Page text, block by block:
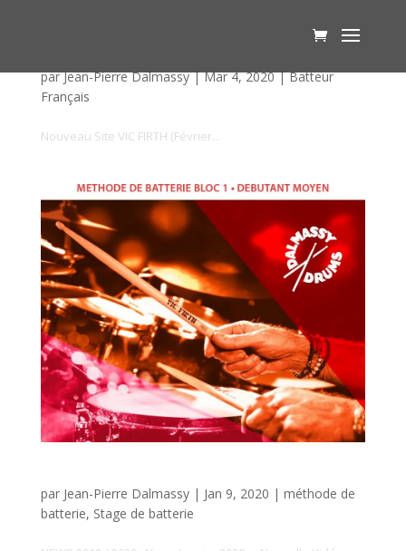
parJean-Pierre Dalmassy|Mar 4, 2020|Batteur
Français
Nouveau Site VIC FIRTH (Février...
par Jean-Pierre Dalmassy| Jan 9, 2020 | méthode de
batterie, Stage de batterie